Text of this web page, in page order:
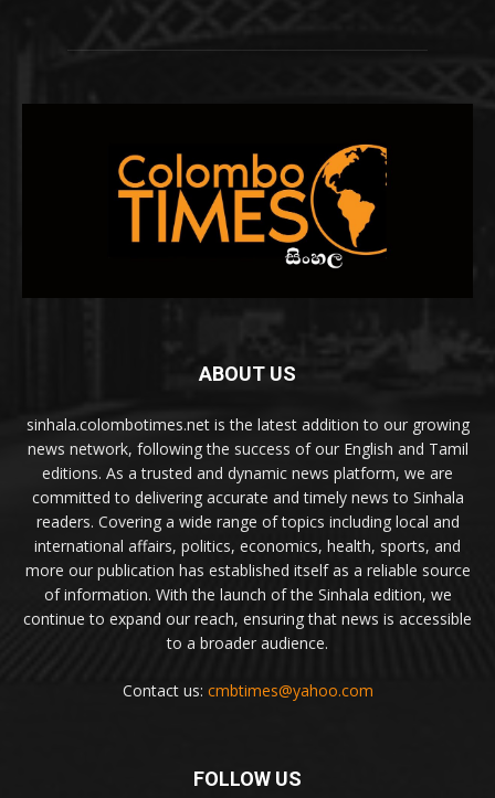
ABOUT US
sinhala.colombotimes.net is the latest addition to our growing
news network, following the success of our English and Tamil
editions. As a trusted and dynamic news platform, we are
committed to delivering accurate and timely news to Sinhala
readers. Covering a wide range of topics including local and
international affairs, politics, economics, health, sports, and
more our publication has established itself as a reliable source
of information. With the launch of the Sinhala edition, we
continue to expand our reach, ensuring that news is accessible
to a broader audience.
Contact us: cmbtimes@yahoo.com
FOLLOW US